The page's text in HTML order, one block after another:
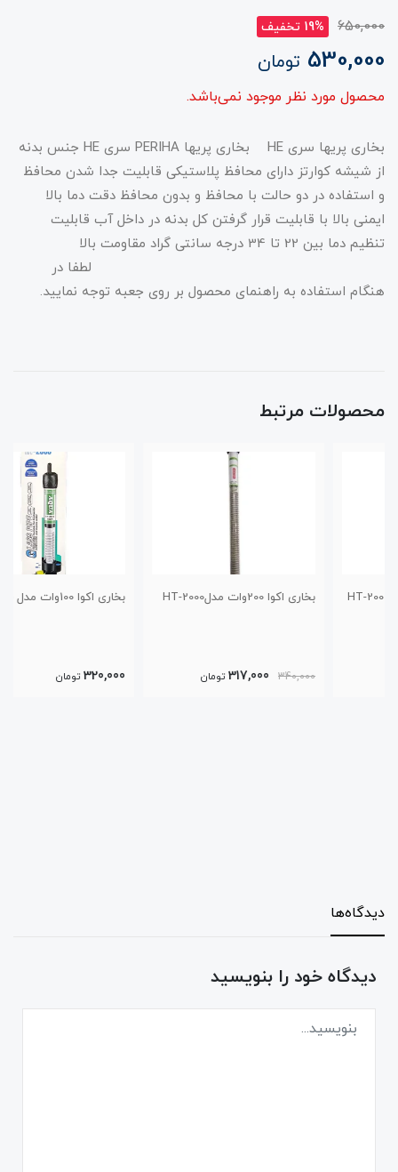
650,000 19% تخفیف
530,000 تومان
محصول مورد نظر موجود نمی‌باشد.
بخاری پریها سری HE بخاری پریها PERIHA سری HE جنس بدنه
از شیشه کوارتز دارای محافظ پلاستیکی قابلیت جدا شدن محافظ
و استفاده در دو حالت با محافظ و بدون محافظ دقت دما بالا
ایمنی بالا با قابلیت قرار گرفتن کل بدنه در داخل آب قابلیت
تنظیم دما بین 22 تا 34 درجه سانتی گراد مقاومت بالا
لطفا در
هنگام استفاده به راهنمای محصول بر روی جعبه توجه نمایید.
محصولات مرتبط
بخاری اکوا 200وات مدلHT-2000
317,000 تومان
بخاری اکوا 100وات مدل HT-2000
تومان
دیدگاه‌ها
دیدگاه خود را بنویسید